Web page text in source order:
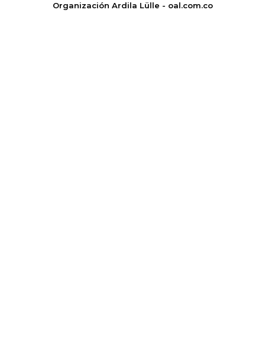
Organización Ardila Lülle - oal.com.co